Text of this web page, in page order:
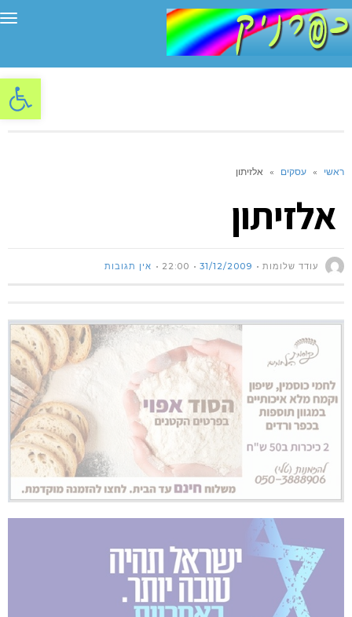
פתח
ראשי » עסקים » אלזיתון
אלזיתון
עודד שלומות 31/12/2009
22:00 אין תגובות